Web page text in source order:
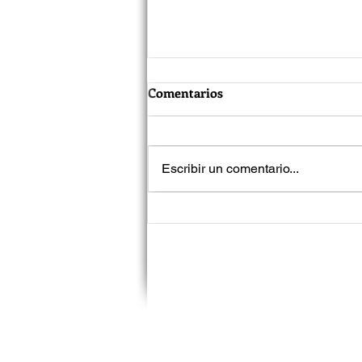
Comentarios
Escribir un comentario...